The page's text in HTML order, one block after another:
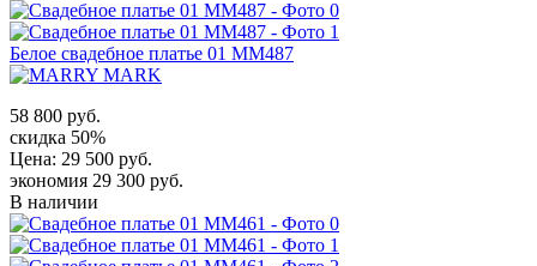
Белое свадебное платье 01 MM487
58 800 руб.
скидка 50%
Цена: 29 500 руб.
экономия 29 300 руб.
В наличии